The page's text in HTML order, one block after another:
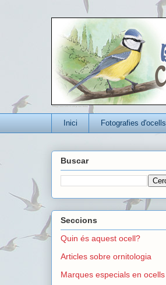
Un blog per conèixer millor els ocells que viuen a Catalunya
Inici Fotografies d'ocells
Buscar
Seccions
Quin és aquest ocell?
Articles sobre ornitologia
Marques especials en ocells